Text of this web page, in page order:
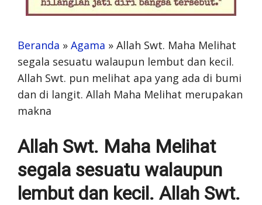
Beranda » Agama » Allah Swt. Maha Melihat
segala sesuatu walaupun lembut dan kecil.
Allah Swt. pun melihat apa yang ada di bumi
dan di langit. Allah Maha Melihat merupakan
makna
Allah Swt. Maha Melihat
segala sesuatu walaupun
lembut dan kecil. Allah Swt.